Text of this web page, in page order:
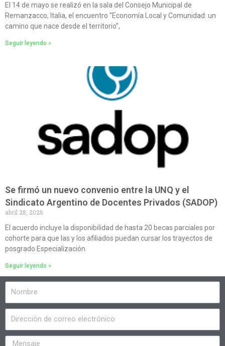
El 14 de mayo se realizó en la sala del Consejo Municipal de
Remanzacco, Italia, el encuentro “Economía Local y Comunidad: un
camino que nace desde el territorio”,
Seguir leyendo »
Se firmó un nuevo convenio entre la UNQ y el
Sindicato Argentino de Docentes Privados (SADOP)
abril 28, 2026
El acuerdo incluye la disponibilidad de hasta 20 becas parciales por
cohorte para que las y los afiliados puedan cursar los trayectos de
posgrado Especialización
Seguir leyendo »